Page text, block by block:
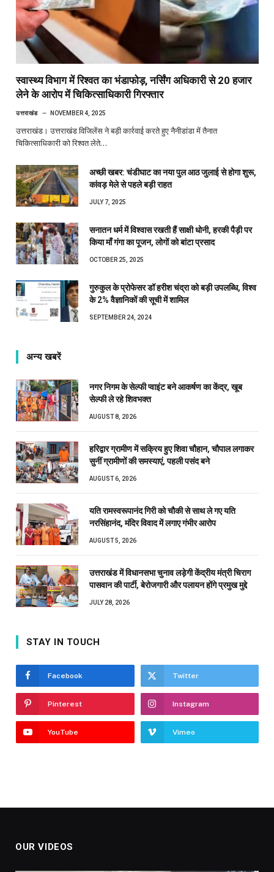
स्वास्थ्य विभाग में रिश्वत का भंडाफोड़, नर्सिंग अधिकारी से 20 हजार
लेने के आरोप में चिकित्साधिकारी गिरफ्तार
उत्तराखंड NOVEMBER 4, 2025
उत्तराखंड। उत्तराखंड विजिलेंस ने बड़ी कार्रवाई करते हुए नैनीडांडा में तैनात
चिकित्साधिकारी को रिश्वत लेते…
अच्छी खबर: चंडीघाट का नया पुल आठ जुलाई से होगा शुरू,
कांवड़ मेले से पहले बड़ी राहत
JULY 7, 2025
सनातन धर्म में विश्वास रखती हैं साक्षी धोनी, हरकी पैड़ी पर
किया माँ गंगा का पूजन, लोगों को बांटा प्रसाद
OCTOBER 25, 2025
गुरुकुल के प्रोफेसर डॉ हरीश चंद्रा को बड़ी उपलब्धि, विश्व
के 2% वैज्ञानिकों की सूची में शामिल
SEPTEMBER 24, 2024
अन्य खबरें
नगर निगम के सेल्फी प्वाइंट बने आकर्षण का केंद्र, खूब
सेल्फी ले रहे शिवभक्त
AUGUST 8, 2026
हरिद्वार ग्रामीण में सक्रिय हुए शिवा चौहान, चौपाल लगाकर
सुनीं ग्रामीणों की समस्याएं, पहली पसंद बने
AUGUST 6, 2026
यति रामस्वरूपानंद गिरी को चौकी से साथ ले गए यति
नरसिंहानंद, मंदिर विवाद में लगाए गंभीर आरोप
AUGUST 5, 2026
उत्तराखंड में विधानसभा चुनाव लड़ेगी केंद्रीय मंत्री चिराग
पासवान की पार्टी, बेरोजगारी और पलायन होंगे प्रमुख मुद्दे
JULY 28, 2026
STAY IN TOUCH
Facebook Twitter
Pinterest Instagram
YouTube Vimeo
OUR VIDEOS